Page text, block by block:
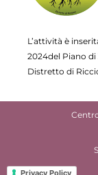
L’attività è
2024del Piano di
Distretto di
Privacy Policy